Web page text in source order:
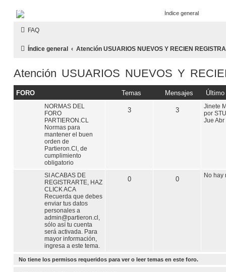
¿Qué esperas? Regístrate como usuario en
PARTIERON.CL
El primer foro hípico chileno
Obviar
FAQ
Índice general Atención USUARIOS NUEVOS Y RECIEN
Atención USUARIOS NUEVOS Y
FORO Temas Mensajes
NORMAS DEL
FORO
PARTIERON.CL
Normas para
mantener el buen
orden de
Partieron.Cl, de
cumplimiento
obligatorio
3 3
Jinete
por
Jue
SI ACABAS DE
REGISTRARTE, HAZ
CLICK ACA
Recuerda que debes
enviar tus datos
personales a
admin@partieron.cl
sólo así tu cuenta
será activada. Para
mayor información,
ingresa a este tema.
0 0 No hay
No tiene los permisos requeridos para ver o leer temas en este foro.